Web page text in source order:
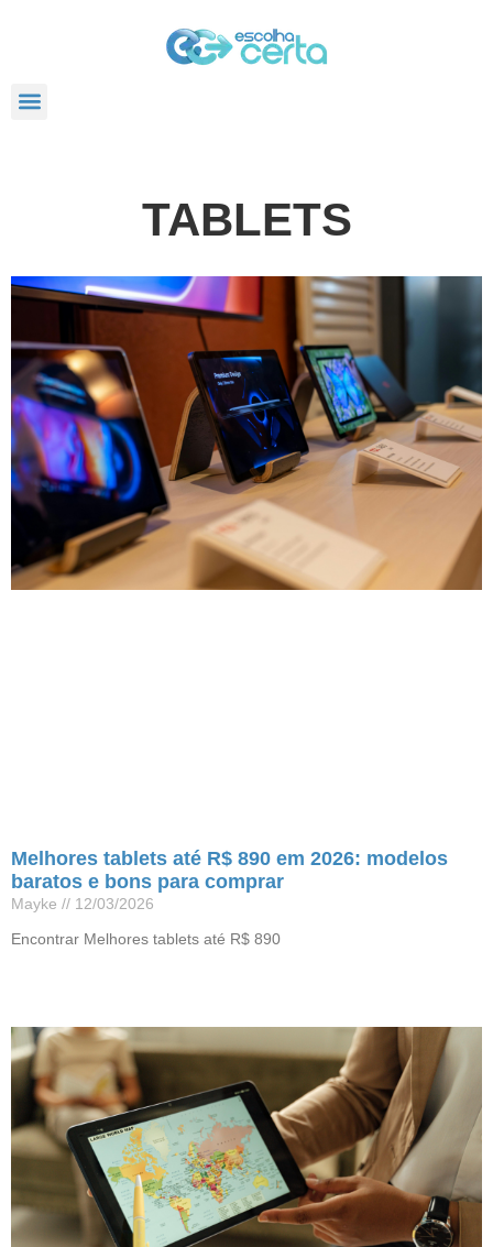
TABLETS
Melhores tablets até R$ 890 em 2026: modelos
baratos e bons para comprar
Mayke
12/03/2026
Encontrar Melhores tablets até R$ 890